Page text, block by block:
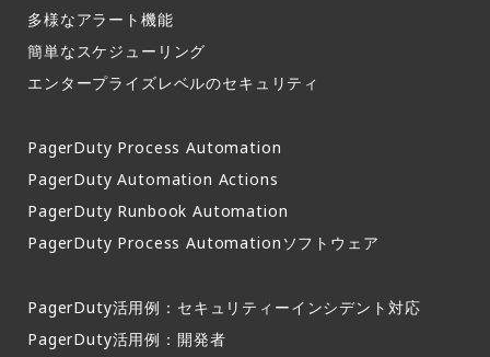
多様なアラート機能​
簡単なスケジューリング​
エンタープライズレベルのセキュリティ
PagerDuty Process Automation
PagerDuty Automation Actions
PagerDuty Runbook Automation
PagerDuty Process Automationソフトウェア
PagerDuty活用例：セキュリティーインシデント対応
PagerDuty活用例：開発者